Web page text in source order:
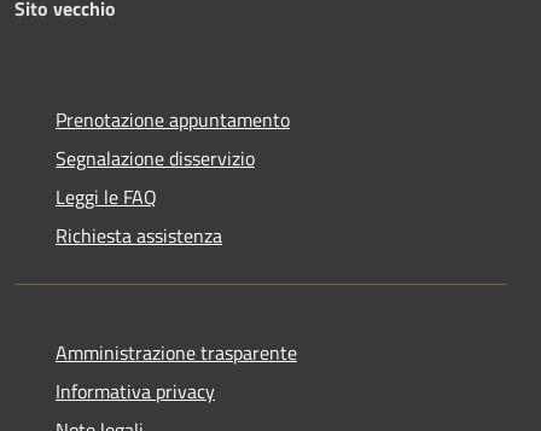
Sito vecchio
Prenotazione appuntamento
Segnalazione disservizio
Leggi le FAQ
Richiesta assistenza
Amministrazione trasparente
Informativa privacy